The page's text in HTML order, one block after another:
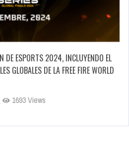
DE ESPORTS 2024, INCLUYENDO EL
GLOBALES DE LA FREE FIRE WORLD
1693 Views